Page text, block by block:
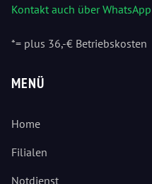
Kontakt auch über WhatsApp
*= plus 36,-€ Betriebskosten
MENÜ
Home
Filialen
Notdienst